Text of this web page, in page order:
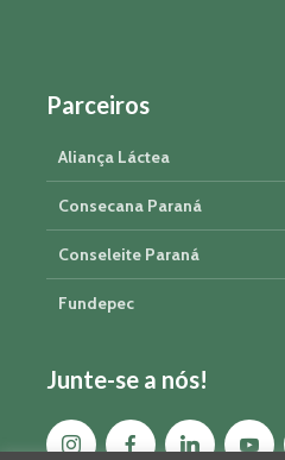
Parceiros
Aliança Láctea
Consecana Paraná
Conseleite Paraná
Fundepec
Junte-se a nós!